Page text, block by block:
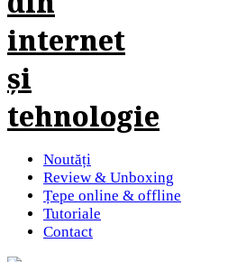
Noutăți
Review & Unboxing
Țepe online & offline
Tutoriale
Contact